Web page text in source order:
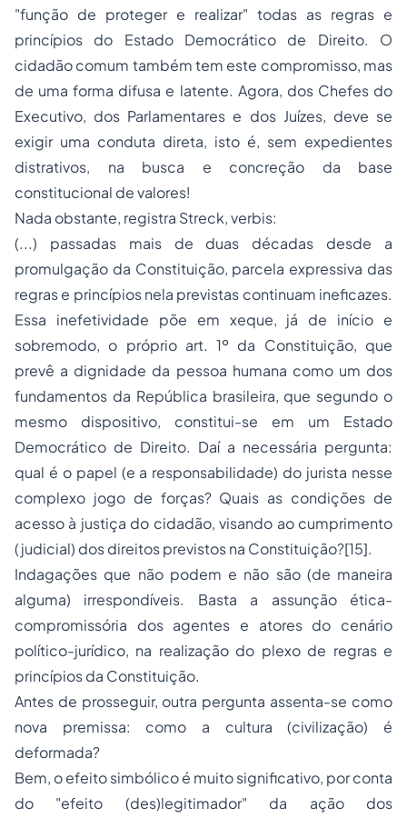
"função de proteger e realizar" todas as regras e
princípios do Estado Democrático de Direito. O
cidadão comum também tem este compromisso, mas
de uma forma difusa e latente. Agora, dos Chefes do
Executivo, dos Parlamentares e dos Juízes, deve se
exigir uma conduta direta, isto é, sem expedientes
distrativos, na busca e concreção da base
constitucional de valores!
Nada obstante, registra Streck,verbis:
(...) passadas mais de duas décadas desde a
promulgação da Constituição, parcela expressiva das
regras e princípios nela previstas continuam ineficazes.
Essa inefetividade põe em xeque, já de início e
sobremodo, o próprio art. 1º da Constituição, que
prevê a dignidade da pessoa humana como um dos
fundamentos da República brasileira, que segundo o
mesmo dispositivo, constitui-se em um Estado
Democrático de Direito. Daí a necessária pergunta:
qual é o papel (e a responsabilidade) do jurista nesse
complexo jogo de forças? Quais as condições de
acesso à justiça do cidadão, visando ao cumprimento
(judicial) dos direitos previstos na Constituição?[15].
Indagações que não podem e não são (de maneira
alguma) irrespondíveis. Basta a assunção ética-
compromissória dos agentes e atores do cenário
político-jurídico, na realização do plexo de regras e
princípios da Constituição.
Antes de prosseguir, outra pergunta assenta-se como
nova premissa: como a cultura (civilização) é
deformada?
Bem, o efeito simbólico é muito significativo, por conta
do "efeito (des)legitimador" da ação dos